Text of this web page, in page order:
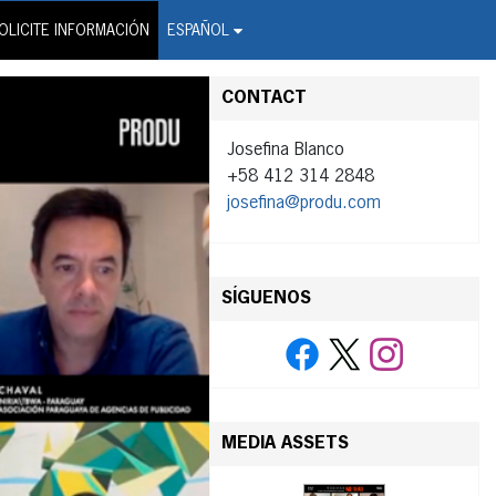
INFORMACIÓN ESPAÑOL
Wire Service
CONTACT
Josefina Blanco
+58 412 314 2848
josefina@produ.com
SÍGUENOS
MEDIA ASSETS